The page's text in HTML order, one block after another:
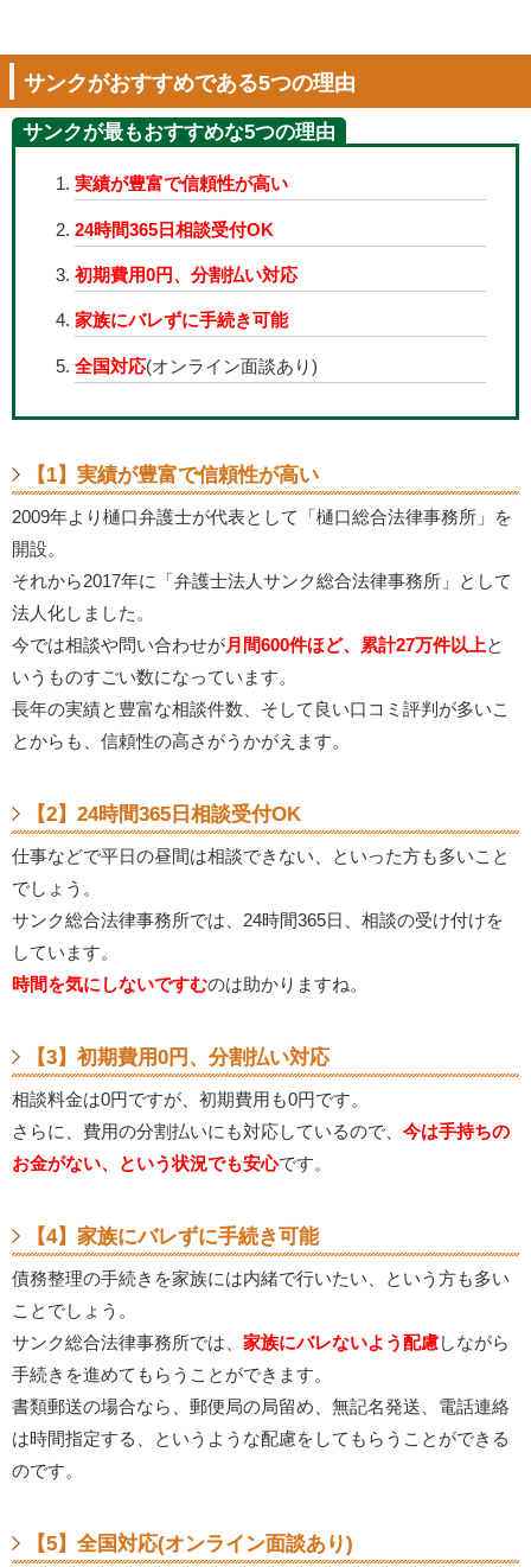
サンクがおすすめである5つの理由
サンクが最もおすすめな5つの理由
実績が豊富で信頼性が高い
24時間365日相談受付OK
初期費用0円、分割払い対応
家族にバレずに手続き可能
全国対応(オンライン面談あり)
【1】実績が豊富で信頼性が高い
2009年より樋口弁護士が代表として「樋口総合法律事務所」を
開設。
それから2017年に「弁護士法人サンク総合法律事務所」として
法人化しました。
今では相談や問い合わせが月間600件ほど、累計27万件以上と
いうものすごい数になっています。
長年の実績と豊富な相談件数、そして良い口コミ評判が多いこ
とからも、信頼性の高さがうかがえます。
【2】24時間365日相談受付OK
仕事などで平日の昼間は相談できない、といった方も多いこと
でしょう。
サンク総合法律事務所では、24時間365日、相談の受け付けを
しています。
時間を気にしないですむのは助かりますね。
【3】初期費用0円、分割払い対応
相談料金は0円ですが、初期費用も0円です。
さらに、費用の分割払いにも対応しているので、 今は手持ちの
お金がない、という状況でも安心です。
【4】家族にバレずに手続き可能
債務整理の手続きを家族には内緒で行いたい、という方も多い
ことでしょう。
サンク総合法律事務所では、 家族にバレないよう配慮しながら
手続きを進めてもらうことができます。
書類郵送の場合なら、郵便局の局留め、無記名発送、電話連絡
は時間指定する、というような配慮をしてもらうことができる
のです。
【5】全国対応(オンライン面談あり)